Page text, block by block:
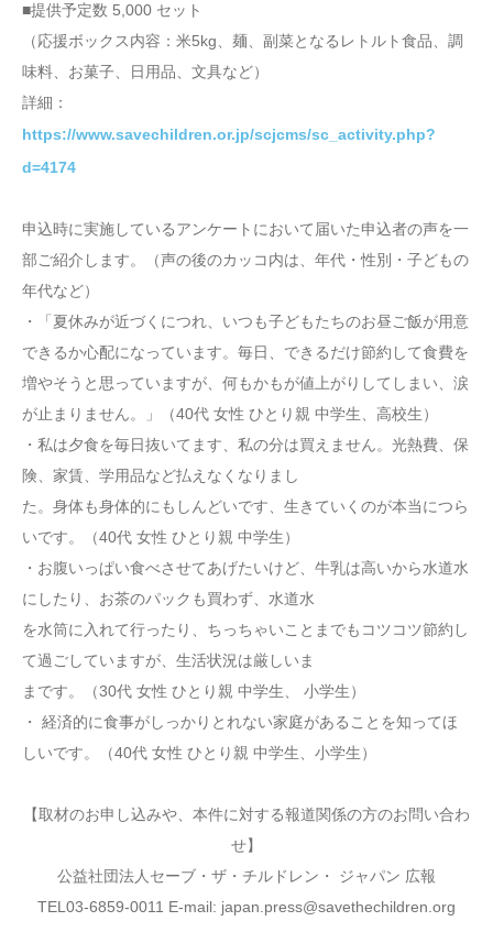
■提供予定数 5,000 セット
（応援ボックス内容：米5kg、麺、副菜となるレトルト食品、調
味料、お菓子、日用品、文具など）
詳細：
https://www.savechildren.or.jp/scjcms/sc_activity.php?
d=4174
申込時に実施しているアンケートにおいて届いた申込者の声を一
部ご紹介します。（声の後のカッコ内は、年代・性別・子どもの
年代など）
・「夏休みが近づくにつれ、いつも子どもたちのお昼ご飯が用意
できるか心配になっています。毎日、できるだけ節約して食費を
増やそうと思っていますが、何もかもが値上がりしてしまい、涙
が止まりません。」（40代 女性 ひとり親 中学生、高校生）
・私は夕食を毎日抜いてます、私の分は買えません。光熱費、保
険、家賃、学用品など払えなくなりまし
た。身体も身体的にもしんどいです、生きていくのが本当につら
いです。（40代 女性 ひとり親 中学生）
・お腹いっぱい食べさせてあげたいけど、牛乳は高いから水道水
にしたり、お茶のパックも買わず、水道水
を水筒に入れて行ったり、ちっちゃいことまでもコツコツ節約し
て過ごしていますが、生活状況は厳しいま
まです。（30代 女性 ひとり親 中学生、 小学生）
・ 経済的に食事がしっかりとれない家庭があることを知ってほ
しいです。（40代 女性 ひとり親 中学生、小学生）
【取材のお申し込みや、本件に対する報道関係の方のお問い合わ
せ】
公益社団法人セーブ・ザ・チルドレン・ ジャパン 広報
TEL03-6859-0011 E-mail: japan.press@savethechildren.org